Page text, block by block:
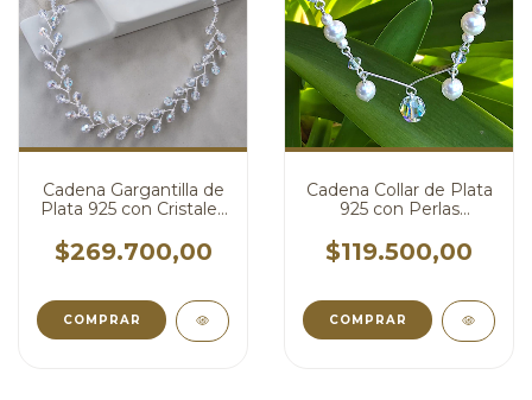
Cadena Gargantilla de
Plata 925 con Cristales
5mm - Diseño Espiga
cod4793
$269.700,00
COMPRAR
Cadena Collar de Plata
925 con Perlas
Cristales AB 3mm
cod4791
$119.500,00
COMPRAR